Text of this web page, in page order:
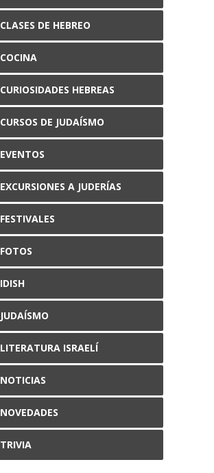
CLASES DE HEBREO
COCINA
CURIOSIDADES HEBREAS
CURSOS DE JUDAÍSMO
EVENTOS
EXCURSIONES A JUDERÍAS
FESTIVALES
FOTOS
IDISH
JUDAÍSMO
LITERATURA ISRAELÍ
NOTICIAS
NOVEDADES
TRIVIA